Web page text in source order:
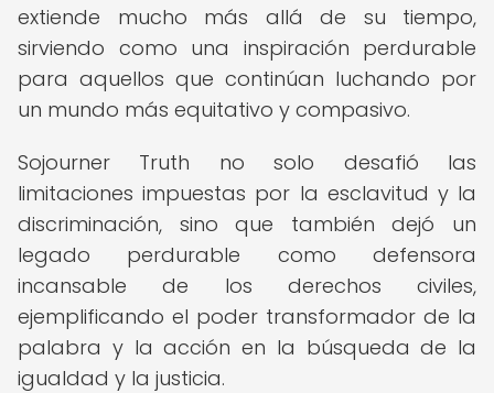
extiende mucho más allá de su tiempo,
sirviendo como una inspiración perdurable
para aquellos que continúan luchando por
un mundo más equitativo y compasivo.
Sojourner Truth no solo desafió las
limitaciones impuestas por la esclavitud y la
discriminación, sino que también dejó un
legado perdurable como defensora
incansable de los derechos civiles,
ejemplificando el poder transformador de la
palabra y la acción en la búsqueda de la
igualdad y la justicia.